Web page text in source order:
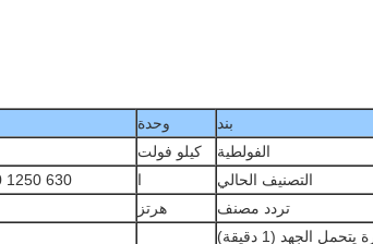
بند وحدة
الفولطية كيلو فولت
التصنيف الحالي ا
630 1250 2000 2500
تردد مصنف هرتز
الجهد (1 دقيقة)